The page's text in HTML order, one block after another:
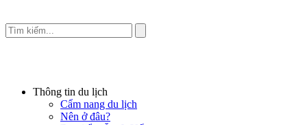
Thông tin du lịch
Cẩm nang du lịch
Nên ở đâu?